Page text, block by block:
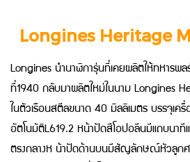
Longines Heritage
Longines นำนาฬิการุ่นที่เคยผลิตให้ทหารพ
ที่1940 กลับมาผลิตใหม่ในนาม Longines
ในตัวเรือนสตีลขนาด 40 มิลลิเมตร บรรจุเค
อัตโนมัติL619.2 หน้าปัดสีโอปอลีนมีแถบนาที
ตรงกลางห น้าปัดด้านบนมีสัญลักษณ์หัวลูกศ